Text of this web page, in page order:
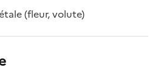
(fleur, volute)